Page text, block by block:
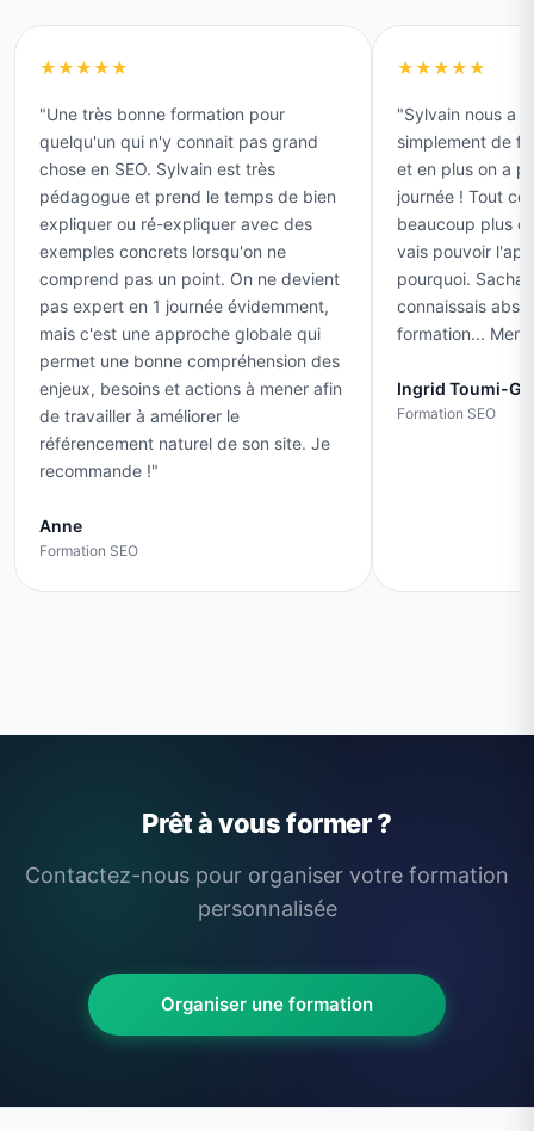
★★★★★
"Une très bonne formation pour
quelqu'un qui n'y connait pas grand
chose en SEO. Sylvain est très
pédagogue et prend le temps de bien
expliquer ou ré-expliquer avec des
exemples concrets lorsqu'on ne
comprend pas un point. On ne devient
pas expert en 1 journée évidemment,
mais c'est une approche globale qui
permet une bonne compréhension des
enjeux, besoins et actions à mener afin
de travailler à améliorer le
référencement naturel de son site. Je
recommande !"
Anne
Formation SEO
★★★★★
"Sylvain nous a
simplement de
et en plus on a
journée ! Tout
beaucoup plus
vais pouvoir
pourquoi.
connaissais
formation...
Ingrid Toumi-
Formation SEO
Prêt à vous former ?
Contactez-nous pour organiser votre formation
personnalisée
Organiser une formation